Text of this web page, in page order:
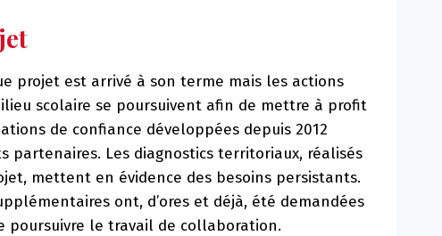
projet est arrivé à son terme mais les actions
scolaire se poursuivent afin de mettre à profit
de confiance développées depuis 2012
partenaires. Les diagnostics territoriaux, réalisés
mettent en évidence des besoins persistants.
ont, d’ores et déjà, été demandées
poursuivre le travail de collaboration.